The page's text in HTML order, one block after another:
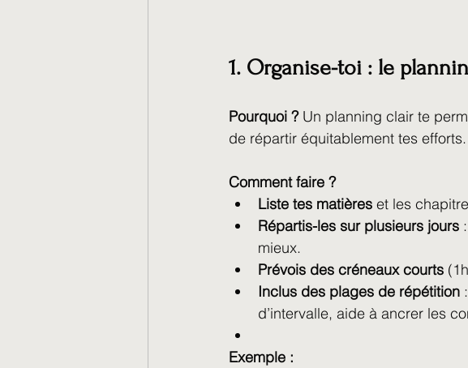
1. Organise-toi : le
Pourquoi ? Un planning clair te
de répartir équitablement tes efforts.
Comment faire ?
Liste tes matières et les
Répartis-les sur plusieurs jours
mieux.
Prévois des créneaux courts
Inclus des plages de répétition
d’intervalle, aide à ancrer les
Exemple :